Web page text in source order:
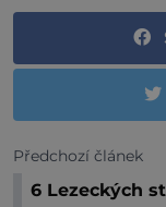
Předchozí článek
6 Lezeckých